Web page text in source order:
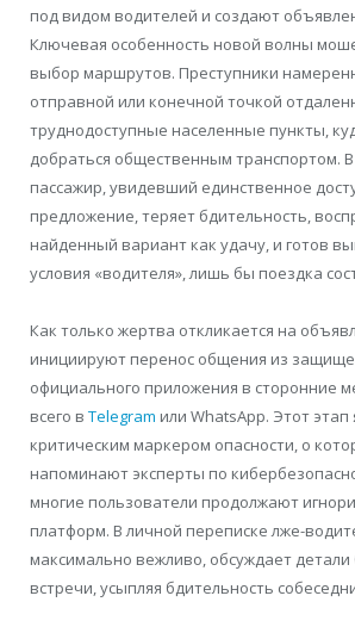
под видом водителей и создают
Ключевая особенность новой волны
выбор маршрутов. Преступники
отправной или конечной точкой
труднодоступные населенные пункты,
добраться общественным транспортом. В
пассажир, увидевший единственное
предложение, теряет бдительность,
найденный вариант как удачу, и готов
условия «водителя», лишь бы поездка
Как только жертва откликается на
инициируют перенос общения из
официального приложения в сторонние
всего в Telegram или WhatsApp. Этот этап
критическим маркером опасности, о
напоминают эксперты по
многие пользователи продолжают
платформ. В личной переписке лже-
максимально вежливо, обсуждает детали
встречи, усыпляя бдительность